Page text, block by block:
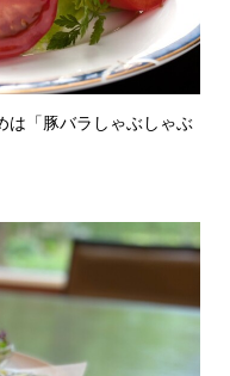
は「豚バラしゃぶしゃぶ